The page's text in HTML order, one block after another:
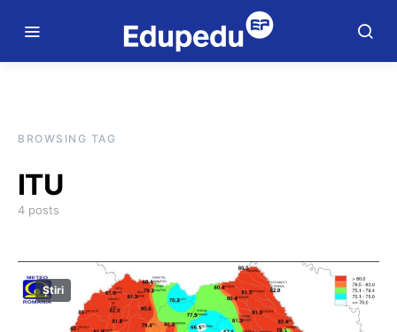
BROWSING TAG
ITU
4 posts
Știri